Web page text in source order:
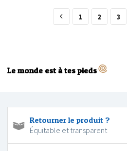
1 2 3
Le monde est à tes pieds
Retourner le produit ?
Équitable et transparent